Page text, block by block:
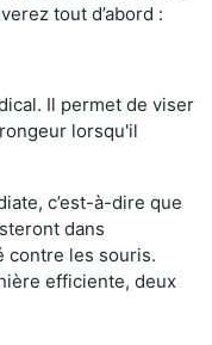
tout d’abord :
Il permet de viser
lorsqu'il
c’est-à-dire que
dans
contre les souris.
efficiente, deux